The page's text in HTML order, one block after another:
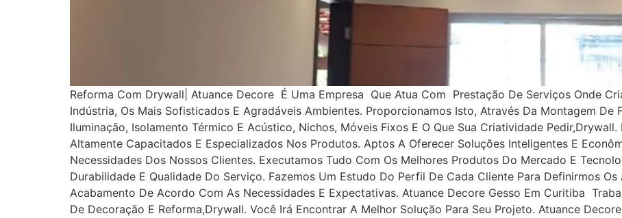
Reforma Com Drywall| Atuance Decore É Uma Empresa Que Atua Com Prestação De Serviços Onde
Indústria, Os Mais Sofisticados E Agradáveis Ambientes. Proporcionamos Isto, Através Da Montagem De
Iluminação, Isolamento Térmico E Acústico, Nichos, Móveis Fixos E O Que Sua Criatividade
Altamente Capacitados E Especializados Nos Produtos. Aptos A Oferecer Soluções Inteligentes E
Necessidades Dos Nossos Clientes. Executamos Tudo Com Os Melhores Produtos Do Mercado E
Durabilidade E Qualidade Do Serviço. Fazemos Um Estudo Do Perfil De Cada Cliente Para Definirmos
Acabamento De Acordo Com As Necessidades E Expectativas. Atuance Decore Gesso Em Curitiba
De Decoração E Reforma,drywall. Você Irá Encontrar A Melhor Solução Para Seu Projeto. Atuance